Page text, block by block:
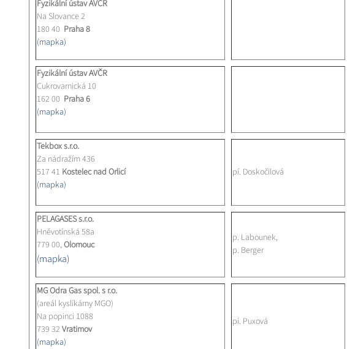
Fyzikální ústav AVČR
Na Slovance 2
180 40 Praha 8
(mapka)
Fyzikální ústav AVČR
Cukrovarnická 10
162 00 Praha 6
(mapka)
Tekbox s.r.o.
Za nádražím 436
517 41 Kostelec nad Orlicí
(mapka)
pí. Doskočilová
PELAGASES s.r.o.
Hněvotínská 58a
779 00,Olomouc
(mapka)
p. Labounek,
p. Berger
MG Odra Gas spol. s r.o.
(areál kyslíkárny MGO)
Na popinci 1088
739 32 Vratimov
(mapka)
pí. Puxová